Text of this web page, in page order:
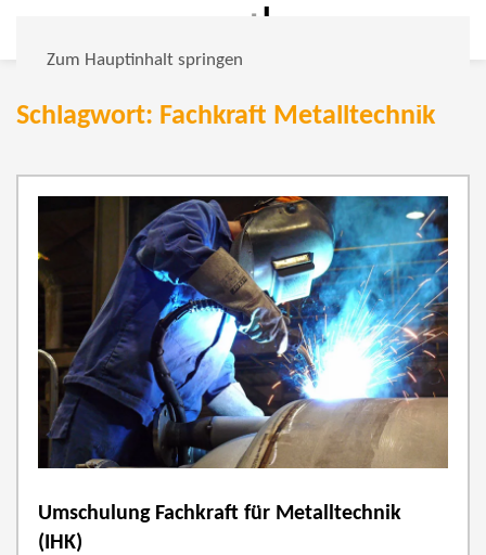
Zum Hauptinhalt springen
Schlagwort: Fachkraft Metalltechnik
Umschulung Fachkraft für Metalltechnik
(IHK)